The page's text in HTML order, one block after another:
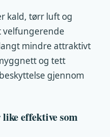
kald, tørr luft og
velfungerende
mindre attraktivt
og tett
gjennom
effektive som